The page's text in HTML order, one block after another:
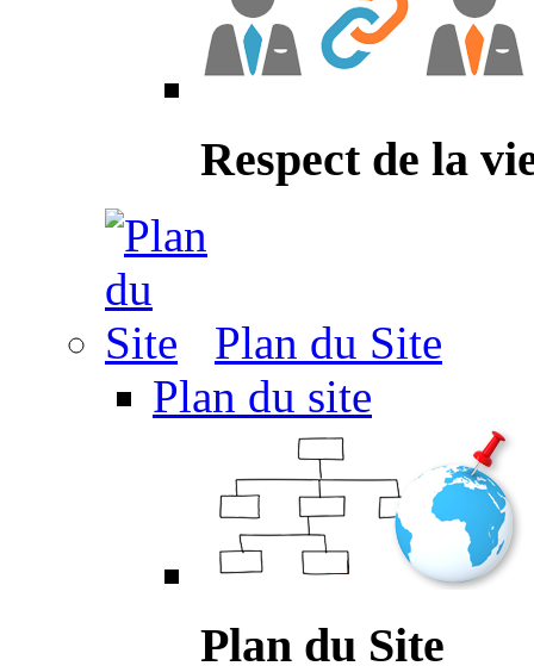
Respect de la
Plan du Site
Plan du site
Plan du Site